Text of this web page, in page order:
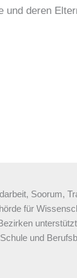
deren
Soorum,
für
und